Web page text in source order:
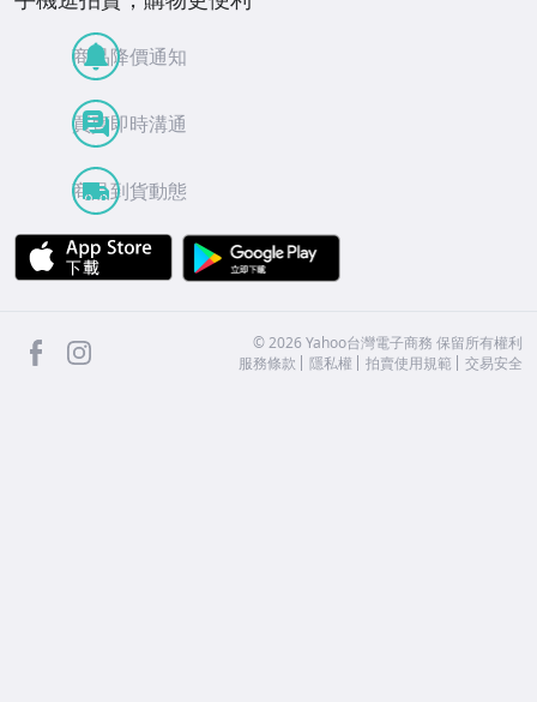
商品降價通知
買賣即時溝通
商品到貨動態
APP Store
facebook ©2026 Yahoo台灣電子商務 保留所有權利
服務條款
隱私權 拍賣使用規範 交易安全